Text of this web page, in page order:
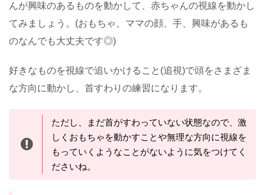
んが興味のあるものを動かして、赤ちゃんの視線を動かし
てみましょう。(おもちゃ、ママの顔、手、興味があるも
のなんでも大丈夫です◎)
好きなものを視線で追いかけること(追視)で頭をさまざま
な方向に動かし、首すわりの練習になります。
ただし、まだ首がすわっていない状態なので、激
しくおもちゃを動かすことや無理な方向に視線を
もっていくようなことがないように気をつけてく
ださいね。